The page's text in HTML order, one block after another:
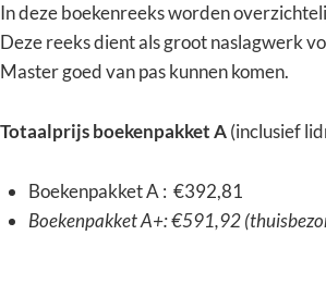
In deze boekenreeks worden
Deze reeks dient als groot naslagwerk
Master goed van pas kunnen komen.
Totaalprijs boekenpakket A(inclusief
Boekenpakket A : €392,81
Boekenpakket A+: €591,92